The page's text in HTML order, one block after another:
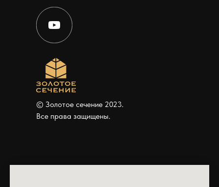
© Золотое сечение 2023.
Все права защищены.